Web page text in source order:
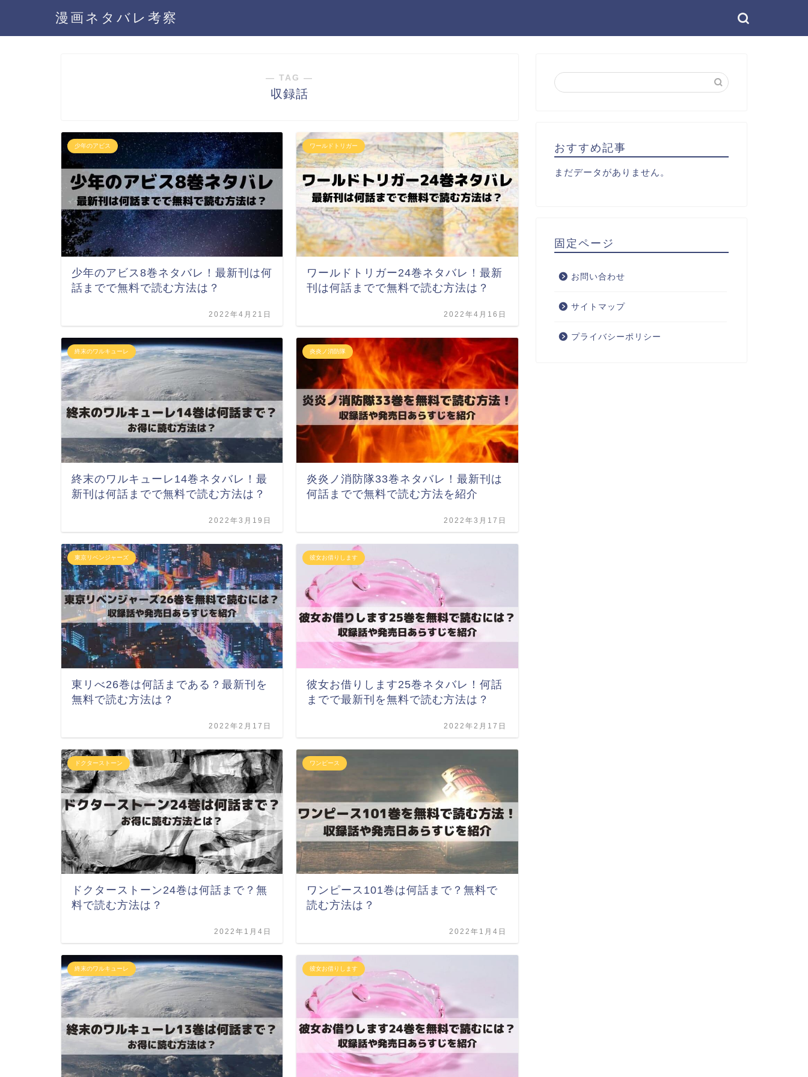
漫画ネタバレ考察
― TAG ―
収録話
少年のアビス
少年のアビス8巻ネタバレ！最新刊は何
話までで無料で読む方法は？
2022年4月21日
ワールドトリガー
ワールドトリガー24巻ネタバレ！最新
刊は何話までで無料で読む方法は？
2022年4月16日
終末のワルキューレ
終末のワルキューレ14巻ネタバレ！最
新刊は何話までで無料で読む方法は？
2022年3月19日
炎炎ノ消防隊
炎炎ノ消防隊33巻ネタバレ！最新刊は
何話までで無料で読む方法を紹介
2022年3月17日
東京リベンジャーズ
東リべ26巻は何話まである？最新刊を
無料で読む方法は？
2022年2月17日
彼女お借りします
彼女お借りします25巻ネタバレ！何話
までで最新刊を無料で読む方法は？
2022年2月17日
ドクターストーン
ドクターストーン24巻は何話まで？無
料で読む方法は？
2022年1月4日
ワンピース
ワンピース101巻は何話まで？無料で
読む方法は？
2022年1月4日
終末のワルキューレ 彼女お借りします
おすすめ記事
まだデータがありません。
固定ページ
お問い合わせ
サイトマップ
プライバシーポリシー